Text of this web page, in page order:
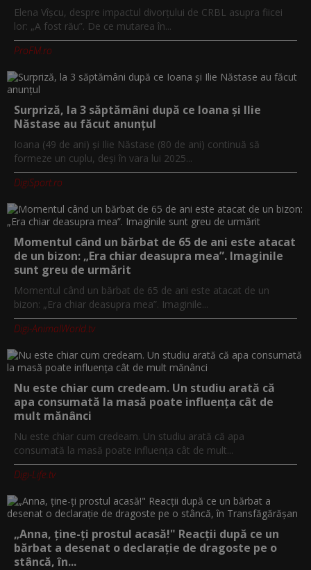
Elena Vîșcu, despre impactul divorțului de CRBL asupra fiicei
lor: „A fost rău”. De ce mutarea în...
ProFM.ro
Surpriză, la 3 săptămâni după ce Ioana și Ilie
Năstase au făcut anunțul
Ioana (49 de ani) și Ilie Năstase (80 de ani) continuă să
formeze un cuplu, deși în vara lui 2025...
DigiSport.ro
Momentul când un bărbat de 65 de ani este atacat
de un bizon: „Era chiar deasupra mea”. Imaginile
sunt greu de urmărit
Momentul când un bărbat de 65 de ani este atacat de un
bizon: „Era chiar deasupra mea”. Imaginile...
Digi-AnimalWorld.tv
Nu este chiar cum credeam. Un studiu arată că
apa consumată la masă poate influența cât de
mult mănânci
Nu este chiar cum credeam. Un studiu arată că apa
consumată la masă poate influența cât de mult...
Digi-Life.tv
„Anna, ţine-ţi prostul acasă!" Reacţii după ce un
bărbat a desenat o declaraţie de dragoste pe o
stâncă, în...